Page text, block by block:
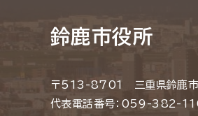
鈴鹿市役所
〒513-8701 三重県鈴鹿市
代表電話番号：059-382-